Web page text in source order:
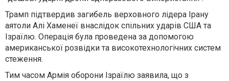
Трамп підтвердив загибель верховного лідера Ірану
аятоли Алі Хаменеї внаслідок спільних ударів США та
Ізраїлю. Операція була проведена за допомогою
американської розвідки та високотехнологічних систем
стеження.
Тим часом Армія оборони Ізраїлю заявила, що з